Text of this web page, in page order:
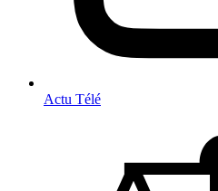
Actu Télé